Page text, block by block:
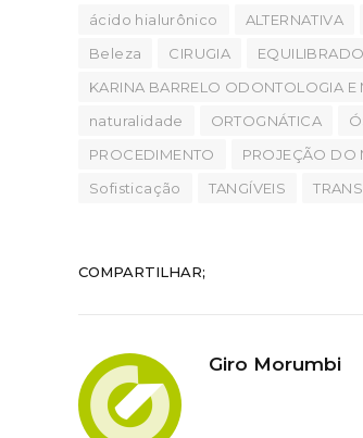
ácido hialurônico ALTERNATIVA
Beleza
CIRUGIA EQUILIBRADO
KARINA BARRELO ODONTOLOGIA
naturalidade
ORTOGNÁTICA
PROCEDIMENTO
PROJEÇÃO DO
Sofisticação
TANGÍVEIS
COMPARTILHAR;
Giro Morumbi